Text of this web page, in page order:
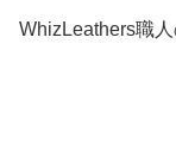
WhizLeathers職